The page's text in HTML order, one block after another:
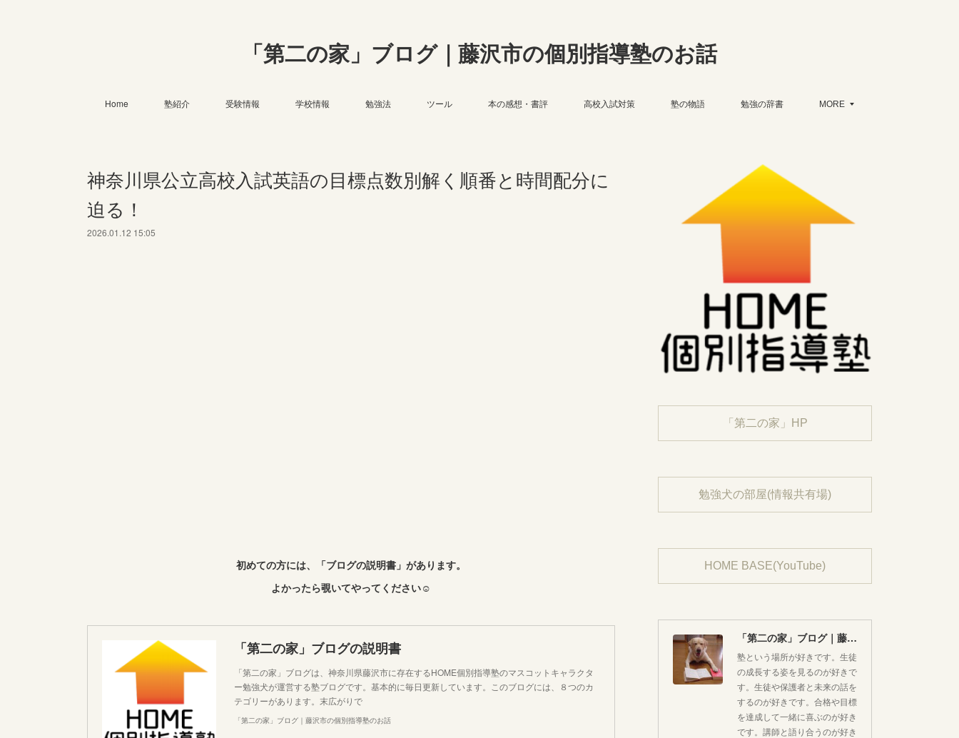
「第二の家」ブログ｜藤沢市の個別指導塾のお話
Home 塾紹介 受験情報 学校情報 勉強法 ツール 本の感想・書評 高校入試対策 塾の物語 勉強の辞書 MORE
神奈川県公立高校入試英語の目標点数別解く順番と時間配分に
迫る！
2026.01.12 15:05
初めての方には、「ブログの説明書」があります。
よかったら覗いてやってください☺︎
「第二の家」ブログの説明書
「第二の家」ブログは、神奈川県藤沢市に存在するHOME個別指導塾のマスコットキャラクタ
ー勉強犬が運営する塾ブログです。基本的に毎日更新しています。このブログには、８つのカ
テゴリーがあります。末広がりで
「第二の家」ブログ｜藤沢市の個別指導塾のお話
「第二の家」HP
勉強犬の部屋(情報共有場)
HOME BASE(YouTube)
「第二の家」ブログ｜藤沢市の個別指導塾のお話
塾という場所が好きです。生徒
の成長する姿を見るのが好きで
す。生徒や保護者と未来の話を
するのが好きです。合格や目標
を達成して一緒に喜ぶのが好き
です。講師と語り合うのが好き